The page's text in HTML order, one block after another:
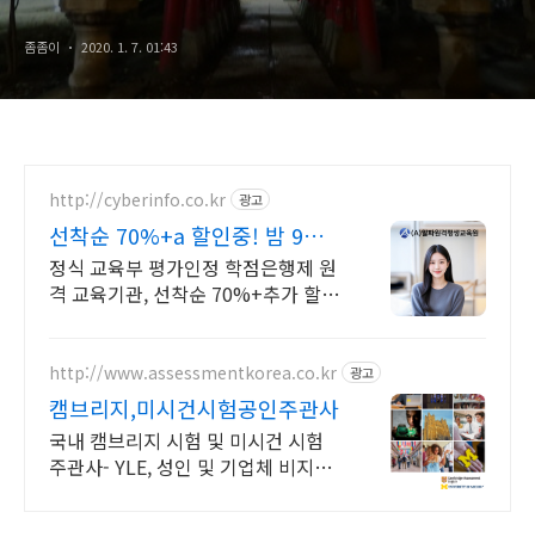
좀좀이 2020. 1. 7. 01:43
http://cyberinfo.co.kr 광고
선착순 70%+a 할인중! 밤 9시
까지 상담가능!
정식 교육부 평가인정 학점은행제 원
격 교육기관, 선착순 70%+추가 할인
http://www.assessmentkorea.co.kr 광고
캠브리지,미시건시험공인주관사
국내 캠브리지 시험 및 미시건 시험
주관사- YLE, 성인 및 기업체 비지니